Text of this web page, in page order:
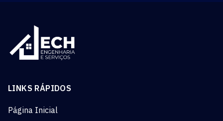
LINKS RÁPIDOS
Página Inicial